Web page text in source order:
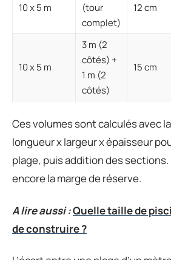
10 x 5 m
(tour
complet)
12 cm
10 x 5 m
3 m (2
côtés) +
1 m (2
côtés)
15 cm
Ces volumes sont calculés avec
longueur x largeur x épaisseur
plage, puis addition des sections.
encore la marge de réserve.
A lire aussi :Quelle taille de
de construire ?